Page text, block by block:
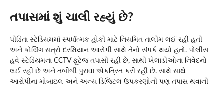
તપાસમાં શું ચાલી રહ્યું છે?
પીડિતા સ્ટેડિયમમાં સ્પર્ધાત્મક હોકી માટે નિયમિત તાલીમ લઈ રહી હતી
અને કોચિંગ સત્રો દરમિયાન આરોપી સાથે તેનો સંપર્ક થયો હતો. પોલીસ
હવે સ્ટેડિયમના CCTV ફૂટેજ તપાસી રહી છે, સાથી ખેલાડીઓના નિવેદનો
લઈ રહી છે અને તબીબી પુરાવા એકત્રિત કરી રહી છે. સાથે સાથે
આરોપીના મોબાઇલ અને અન્ય ડિજિટલ ઉપકરણોની પણ તપાસ થવાની